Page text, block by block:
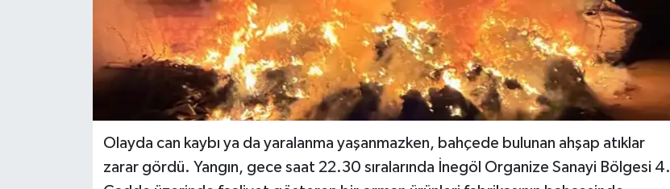
Olayda can kaybı ya da yaralanma yaşanmazken, bahçede bulunan ahşap atıklar
zarar gördü. Yangın, gece saat 22.30 sıralarında İnegöl Organize Sanayi Bölgesi 4.